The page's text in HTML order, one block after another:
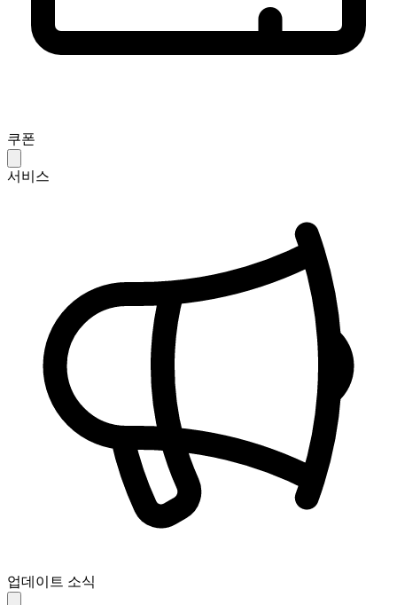
쿠폰
서비스
업데이트 소식